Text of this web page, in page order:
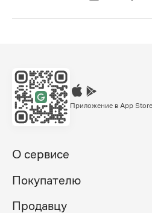
Приложение в App
О сервисе
Покупателю
Продавцу